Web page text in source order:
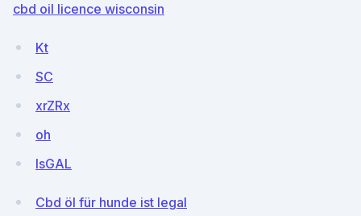
cbd oil licence wisconsin
Kt
SC
xrZRx
oh
lsGAL
Cbd öl für hunde ist legal